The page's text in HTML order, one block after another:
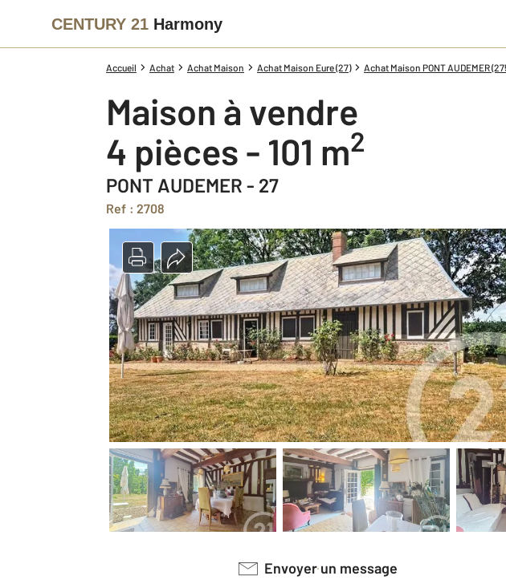
CENTURY 21 Harmony
Accueil Achat Achat Maison Achat Maison Eure (27) Achat Maison PONT AUDEMER
Maison à vendre
4 pièces - 101 m2
PONT AUDEMER - 27
Ref : 2708
Envoyer un message